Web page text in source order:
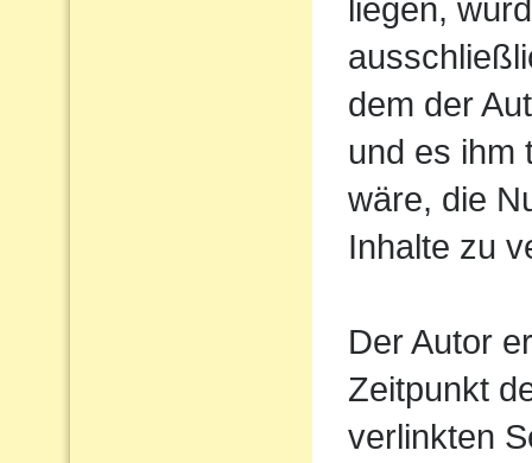
liegen,
dem der
und es ihm
wäre, die
Inhalte zu
Der Autor
Zeitpunkt
verlinkten